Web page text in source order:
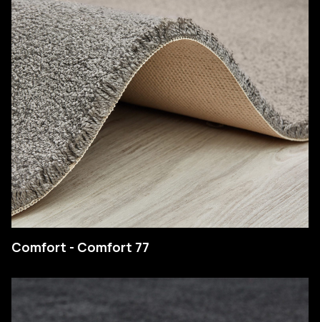
EN
SEARCH
Comfort - Comfort 77